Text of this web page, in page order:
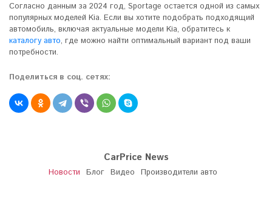
CarPrice News
Новости Блог Видео Производители авто
Согласно данным за 2024 год, Sportage остается одной из самых
популярных моделей Kia. Если вы хотите подобрать подходящий
автомобиль, включая актуальные модели Kia, обратитесь к
каталогу авто, где можно найти оптимальный вариант под ваши
потребности.
Поделиться в соц. сетях: